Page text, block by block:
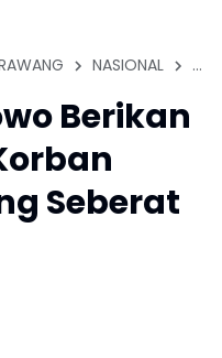
NASIONAL
Berikan
Seberat